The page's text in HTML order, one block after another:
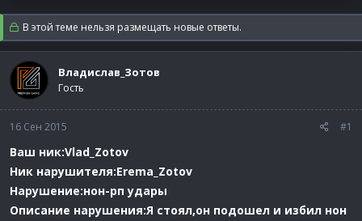
о
р
т
е
м
ы
а
н
а
а
В этой теме нельзя размещать новые ответы.
Владислав_Зотов
Гость
16 Сен 2015 #1
Ваш ник:Vlad_Zotov
Ник нарушителя:Erema_Zotov
Нарушение:нон-рп удары
Описание нарушения:Я стоял,он подошел и избил нон